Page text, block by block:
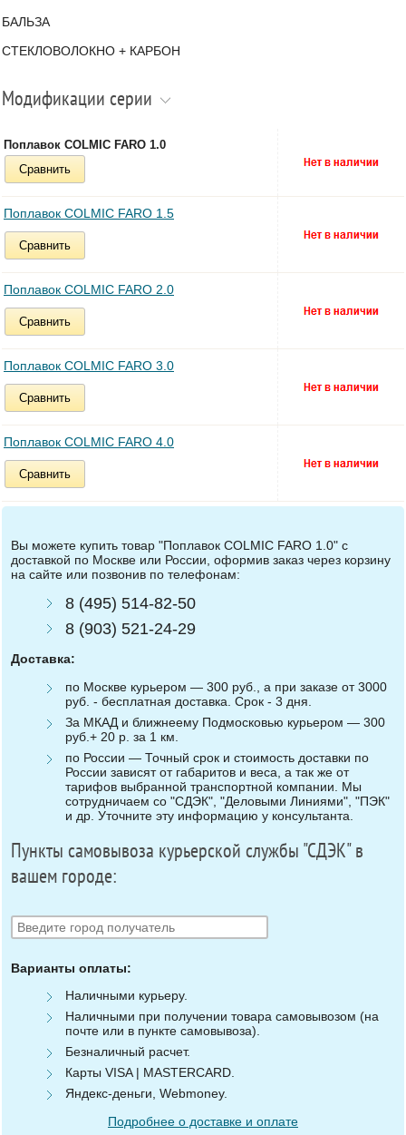
БАЛЬЗА
СТЕКЛОВОЛОКНО + КАРБОН
Модификации серии
Поплавок COLMIC FARO 1.0
Сравнить
Поплавок COLMIC FARO 1.5
Сравнить
Поплавок COLMIC FARO 2.0
Сравнить
Поплавок COLMIC FARO 3.0
Сравнить
Поплавок COLMIC FARO 4.0
Сравнить
Вы можете купить товар "Поплавок COLMIC FARO 1.0" с
доставкой по Москве или России, оформив заказ через корзину
на сайте или позвонив по телефонам:
8 (495) 514-82-50
8 (903) 521-24-29
Доставка:
по Москве курьером — 300 руб., а при заказе от 3000
руб. - бесплатная доставка. Срок - 3 дня.
За МКАД и ближнеему Подмосковью курьером — 300
руб.+ 20 р. за 1 км.
по России — Точный срок и стоимость доставки по
России зависят от габаритов и веса, а так же от
тарифов выбранной транспортной компании. Мы
сотрудничаем со "СДЭК", "Деловыми Линиями", "ПЭК"
и др. Уточните эту информацию у консультанта.
Пункты самовывоза курьерской службы "СДЭК" в
вашем городе:
Варианты оплаты:
Наличными курьеру.
Наличными при получении товара самовывозом (на
почте или в пункте самовывоза).
Безналичный расчет.
Карты VISA | MASTERCARD.
Яндекс-деньги, Webmoney.
Подробнее о доставке и оплате